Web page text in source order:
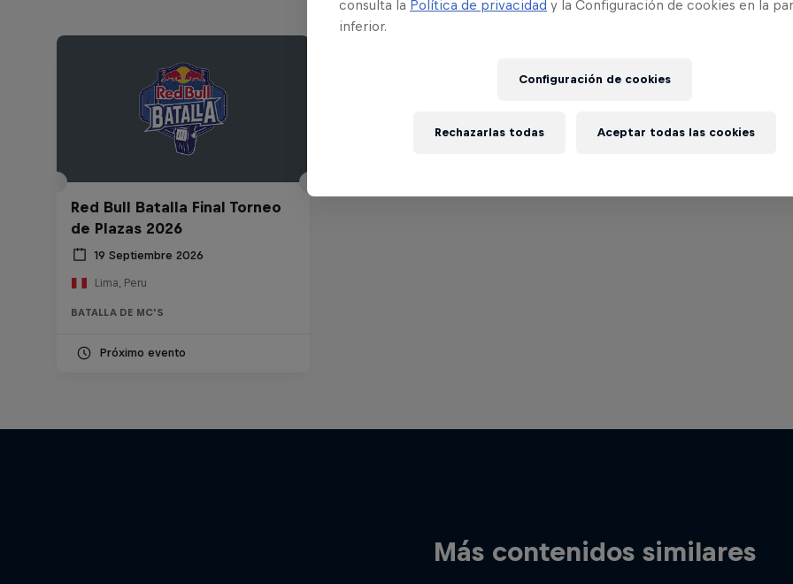
Red Bull Batalla Final Torneo
de Plazas 2026
19 Septiembre 2026
Lima, Peru
BATALLA DE MC'S
Próximo evento
Más contenidos similares
consulta la Política de privacidad y la Configuración de cookies en la
inferior.
Configuración de cookies
Rechazarlas todas Aceptar todas las cookies